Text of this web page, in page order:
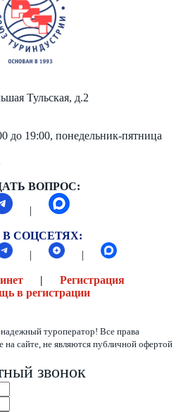
Тульская, д.2
до 19:00, понедельник-пятница
ВОПРОС:
|
СОЦСЕТЯХ:
| |
| Регистрация
в регистрации
туроператор! Все права
на сайте, не являются публичной офертой
звонок